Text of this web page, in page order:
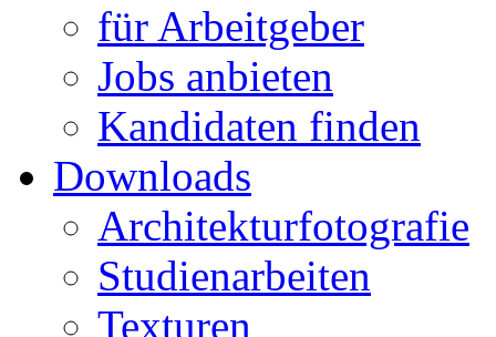
für Arbeitgeber
Jobs anbieten
Kandidaten finden
Downloads
Architekturfotografie
Studienarbeiten
Texturen